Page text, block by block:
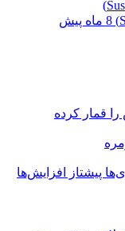
8 ماه پیش
قمار کرده
پیشتاز افزایش‌ها